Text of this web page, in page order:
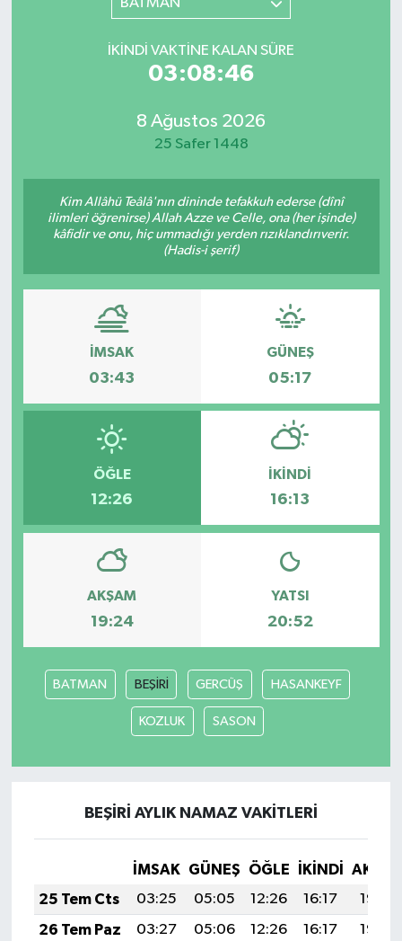
BATMAN
İKINDI VAKTINE KALAN SÜRE
03:08:46
8 Ağustos 2026
25 Safer 1448
Kim Allâhü Teâlâ'nın dininde tefakkuh ederse (dînî
ilimleri öğrenirse) Allah Azze ve Celle, ona (her işinde)
kâfidir ve onu, hiç ummadığı yerden rızıklandırıverir.
(Hadis-i şerif)
İMSAK
03:43
GÜNEŞ
05:17
ÖĞLE
12:26
İKINDI
16:13
AKŞAM
19:24
YATSI
20:52
BATMAN BEŞİRİ GERCÜŞ HASANKEYF
KOZLUK SASON
BEŞİRİ AYLIK NAMAZ VAKITLERI
İMSAK GÜNEŞ ÖĞLE İKINDI
25 Tem Cts
03:25 05:05 12:26 16:17
19:38
26 Tem Paz
03:27 05:06 12:26 16:17
19:37